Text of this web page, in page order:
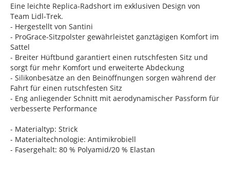
Eine leichte Replica-Radshort im exklusiven Design von
Team Lidl-Trek.
- Hergestellt von Santini
- ProGrace-Sitzpolster gewährleistet ganztägigen Komfort im
Sattel
- Breiter Hüftbund garantiert einen rutschfesten Sitz und
sorgt für mehr Komfort und erweiterte Abdeckung
- Silikonbesätze an den Beinöffnungen sorgen während der
Fahrt für einen rutschfesten Sitz
- Eng anliegender Schnitt mit aerodynamischer Passform für
verbesserte Performance
- Materialtyp: Strick
- Materialtechnologie: Antimikrobiell
- Fasergehalt: 80 % Polyamid/20 % Elastan